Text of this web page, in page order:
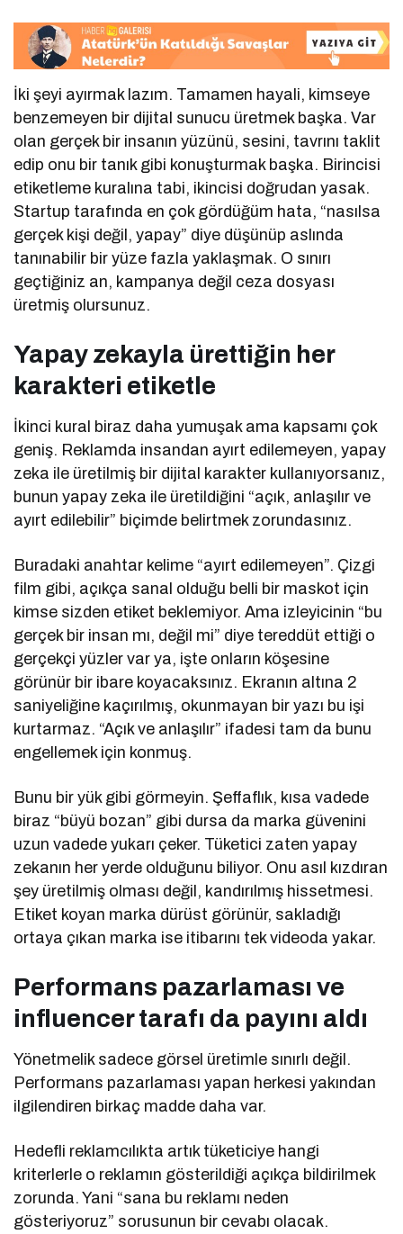
İki şeyi ayırmak lazım. Tamamen hayali, kimseye
benzemeyen bir dijital sunucu üretmek başka. Var
olan gerçek bir insanın yüzünü, sesini, tavrını taklit
edip onu bir tanık gibi konuşturmak başka. Birincisi
etiketleme kuralına tabi, ikincisi doğrudan yasak.
Startup tarafında en çok gördüğüm hata, “nasılsa
gerçek kişi değil, yapay” diye düşünüp aslında
tanınabilir bir yüze fazla yaklaşmak. O sınırı
geçtiğiniz an, kampanya değil ceza dosyası
üretmiş olursunuz.
Yapay zekayla ürettiğin her
karakteri etiketle
İkinci kural biraz daha yumuşak ama kapsamı çok
geniş. Reklamda insandan ayırt edilemeyen, yapay
zeka ile üretilmiş bir dijital karakter kullanıyorsanız,
bunun yapay zeka ile üretildiğini “açık, anlaşılır ve
ayırt edilebilir” biçimde belirtmek zorundasınız.
Buradaki anahtar kelime “ayırt edilemeyen”. Çizgi
film gibi, açıkça sanal olduğu belli bir maskot için
kimse sizden etiket beklemiyor. Ama izleyicinin “bu
gerçek bir insan mı, değil mi” diye tereddüt ettiği o
gerçekçi yüzler var ya, işte onların köşesine
görünür bir ibare koyacaksınız. Ekranın altına 2
saniyeliğine kaçırılmış, okunmayan bir yazı bu işi
kurtarmaz. “Açık ve anlaşılır” ifadesi tam da bunu
engellemek için konmuş.
Bunu bir yük gibi görmeyin. Şeffaflık, kısa vadede
biraz “büyü bozan” gibi dursa da marka güvenini
uzun vadede yukarı çeker. Tüketici zaten yapay
zekanın her yerde olduğunu biliyor. Onu asıl kızdıran
şey üretilmiş olması değil, kandırılmış hissetmesi.
Etiket koyan marka dürüst görünür, sakladığı
ortaya çıkan marka ise itibarını tek videoda yakar.
Performans pazarlaması ve
influencer tarafı da payını aldı
Yönetmelik sadece görsel üretimle sınırlı değil.
Performans pazarlaması yapan herkesi yakından
ilgilendiren birkaç madde daha var.
Hedefli reklamcılıkta artık tüketiciye hangi
kriterlerle o reklamın gösterildiği açıkça bildirilmek
zorunda. Yani “sana bu reklamı neden
gösteriyoruz” sorusunun bir cevabı olacak.